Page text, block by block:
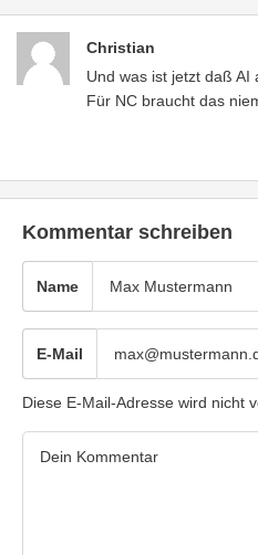
Christian
Und was ist jetzt daß AI
Für NC braucht das
Kommentar schreiben
Name
E-Mail
Diese E-Mail-Adresse wird nicht